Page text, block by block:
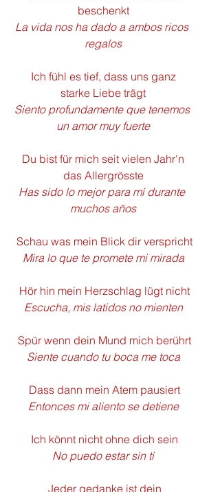
beschenkt
La vida nos ha dado a ambos ricos
regalos
starke Liebe trägt
Siento profundamente que tenemos
un amor muy fuerte
das Allergrösste
Has sido lo mejor para mí durante
muchos años
Schau was mein Blick dir verspricht
Mira lo que te promete mi mirada
Hör hin mein Herzschlag lügt nicht
Escucha, mis latidos no mienten
Spür wenn dein Mund mich berührt
Siente cuando tu boca me toca
Dass dann mein Atem pausiert
Entonces mi aliento se detiene
Ich könnt nicht ohne dich sein
No puedo estar sin ti
Jeder gedanke ist dein